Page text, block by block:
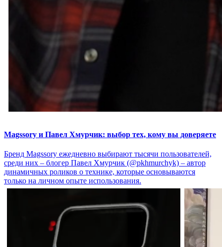
Magssory и Павел Хмурчик: выбор тех, кому вы доверяете
Бренд Magssory ежедневно выбирают тысячи пользователей,
среди них – блогер Павел Хмурчик (@pkhmurchyk) – автор
динамичных роликов о технике, которые основываются
только на личном опыте использования.